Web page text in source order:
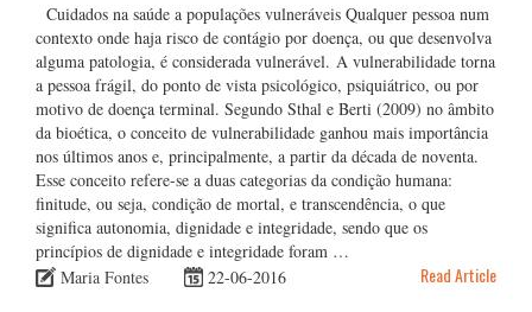
Cuidados na saúde a populações vulneráveis Qualquer pessoa num
contexto onde haja risco de contágio por doença, ou que desenvolva
alguma patologia, é considerada vulnerável. A vulnerabilidade torna
a pessoa frágil, do ponto de vista psicológico, psiquiátrico, ou por
motivo de doença terminal. Segundo Sthal e Berti (2009) no âmbito
da bioética, o conceito de vulnerabilidade ganhou mais importância
nos últimos anos e, principalmente, a partir da década de noventa.
Esse conceito refere-se a duas categorias da condição humana:
finitude, ou seja, condição de mortal, e transcendência, o que
significa autonomia, dignidade e integridade, sendo que os
princípios de dignidade e integridade foram …
Maria Fontes
22-06-2016 Read Article